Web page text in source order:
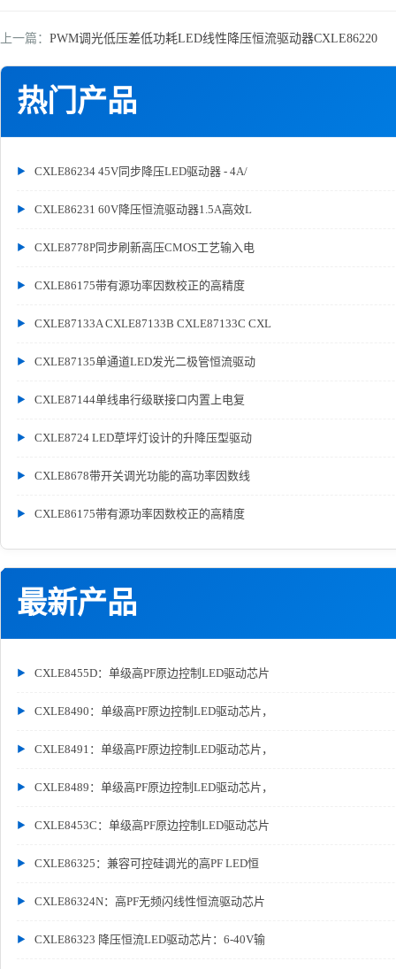
热门产品
CXLE86234 45V同步降压LED驱动器 - 4A/
CXLE86231 60V降压恒流驱动器1.5A高效L
CXLE8778P同步刷新高压CMOS工艺输入电
CXLE86175带有源功率因数校正的高精度
CXLE87133A CXLE87133B CXLE87133C CXL
CXLE87135单通道LED发光二极管恒流驱动
CXLE87144单线串行级联接口内置上电复
CXLE8724 LED草坪灯设计的升降压型驱动
CXLE8678带开关调光功能的高功率因数线
CXLE86175带有源功率因数校正的高精度
最新产品
CXLE8455D：单级高PF原边控制LED驱动芯片
CXLE8490：单级高PF原边控制LED驱动芯片，
CXLE8491：单级高PF原边控制LED驱动芯片，
CXLE8489：单级高PF原边控制LED驱动芯片，
CXLE8453C：单级高PF原边控制LED驱动芯片
CXLE86325：兼容可控硅调光的高PF LED恒
CXLE86324N：高PF无频闪线性恒流驱动芯片
CXLE86323 降压恒流LED驱动芯片：6-40V输
上一篇： PWM调光低压差低功耗LED线性降压恒流驱动器CXLE86220